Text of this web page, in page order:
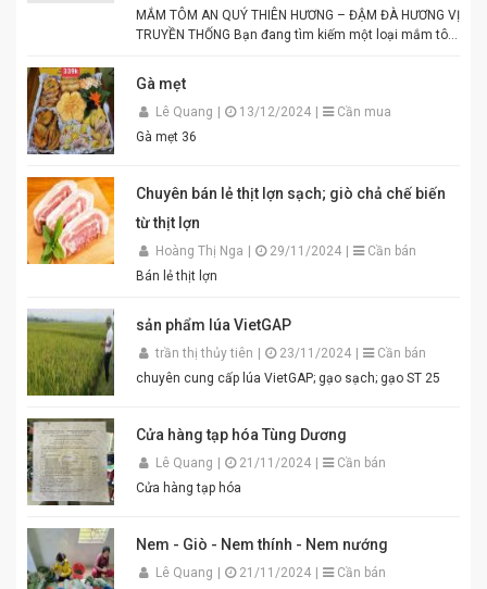
MẮM TÔM AN QUÝ THIÊN HƯƠNG – ĐẬM ĐÀ HƯƠNG VỊ
TRUYỀN THỐNG Bạn đang tìm kiếm một loại mắm tôm
Mắm tôm An Quý Thiên Hương chính là lựa chọn hoàn
hảo cho mọi gia đình Việt. Được sản xuất từ tôm tươi
tuyển chọn theo quy trình lên men truyền thống. Màu
tím đặc trưng, hương thơm tự nhiên, vị đậm đà hài
Đóng gói tiện lợi, đảm bảo vệ sinh an toàn thực phẩm.
Hương vị thơm ngon chuẩn truyền thống. Độ sánh
mịn, màu sắc đẹp mắt. Dễ pha chế, dễ sử dụng. Phù
hợp cho gia đình, quán ăn và nhà hàng. Chỉ cần thêm
bún đậu chuẩn vị. Cam kết sản phẩm chất lượng,
đóng gói cẩn thận. Giao hàng nhanh toàn quốc. Đặt
tôm đậm đà, chuẩn vị quê hương cùng An Quý Thiên
#BunDauMamTom #GiaViTruyenThong
#DacSanVietNam #TikTokShop #AnQuyThienHuong
Gà mẹt
Lê Quang 13/12/2024
Cần mua
Gà mẹt 36
Chuyên bán lẻ thịt lợn sạch; giò chả chế biến
từ thịt lợn
Hoàng Thị Nga 29/11/2024
Cần bán
Bán lẻ thịt lợn
sản phẩm lúa VietGAP
trần thị thủy tiên 23/11/2024
Cần bán
chuyên cung cấp lúa VietGAP; gạo sạch; gạo ST 25
Cửa hàng tạp hóa Tùng Dương
Lê Quang 21/11/2024
Cần bán
Cửa hàng tạp hóa
Nem - Giò - Nem thính - Nem nướng
Lê Quang 21/11/2024
Cần bán